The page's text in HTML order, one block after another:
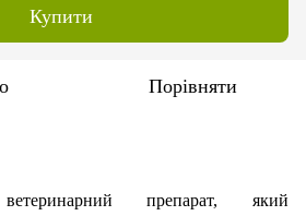
Купити
Порівняти
препарат, який